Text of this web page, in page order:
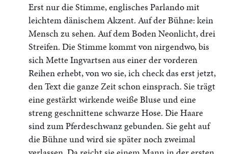
Erst nur die Stimme, englisches Parlando mit
leichtem dänischem Akzent. Auf der Bühne: kein
Mensch zu sehen. Auf dem Boden Neonlicht, drei
Streifen. Die Stimme kommt von nirgendwo, bis
sich Mette Ingvartsen aus einer der vorderen
Reihen erhebt, von wo sie, ich check das erst jetzt,
den Text die ganze Zeit schon einsprach. Sie trägt
eine gestärkt wirkende weiße Bluse und eine
streng geschnittene schwarze Hose. Die Haare
sind zum Pferdeschwanz gebunden. Sie geht auf
die Bühne und wird sie später noch zweimal